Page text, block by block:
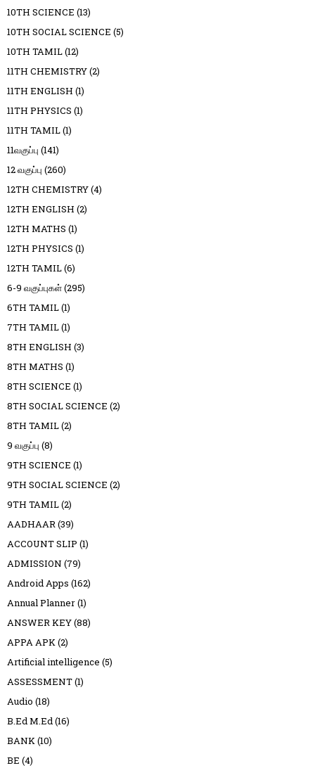
10TH SCIENCE (13)
10TH SOCIAL SCIENCE (5)
10TH TAMIL(12)
11TH CHEMISTRY(2)
11TH ENGLISH (1)
11TH PHYSICS (1)
11TH TAMIL(1)
11வகுப்பு (141)
12 வகுப்பு (260)
12TH CHEMISTRY(4)
12TH ENGLISH (2)
12TH MATHS (1)
12TH PHYSICS (1)
12TH TAMIL(6)
6-9 வகுப்புகள்(295)
6TH TAMIL(1)
7TH TAMIL(1)
8TH ENGLISH (3)
8TH MATHS (1)
8TH SCIENCE (1)
8TH SOCIAL SCIENCE (2)
8TH TAMIL(2)
9 வகுப்பு (8)
9TH SCIENCE (1)
9TH SOCIAL SCIENCE (2)
9TH TAMIL(2)
AADHAAR (39)
ACCOUNT SLIP (1)
ADMISSION (79)
Android Apps (162)
Annual Planner(1)
ANSWER KEY(88)
APPA APK (2)
Artificial intelligence (5)
ASSESSMENT(1)
Audio (18)
B.Ed M.Ed (16)
BANK (10)
BE (4)